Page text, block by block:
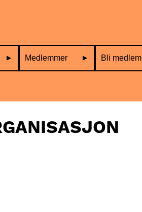
Medlemmer Bli medlem